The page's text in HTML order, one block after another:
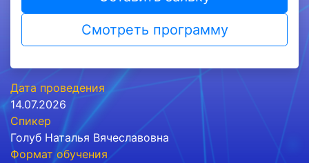
Смотреть программу
Дата проведения
14.07.2026
Спикер
Голуб Наталья Вячеславовна
Формат обучения